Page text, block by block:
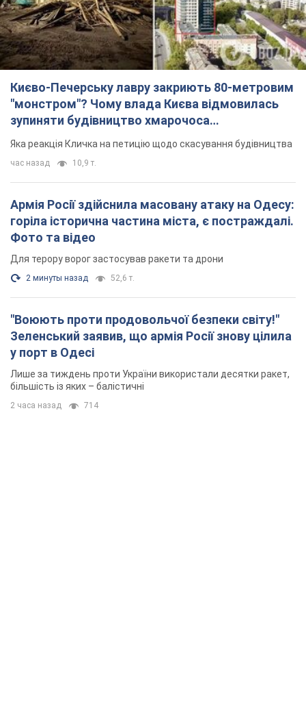
Києво-Печерську лавру закриють 80-метровим
"монстром"? Чому влада Києва відмовилась
зупиняти будівництво хмарочоса
"московського вірянина"
Яка реакція Кличка на петицію щодо скасування будівництва
час назад 10,9 т.
Армія Росії здійснила масовану атаку на Одесу:
горіла історична частина міста, є постраждалі.
Фото та відео
Для терору ворог застосував ракети та дрони
2 минуты назад 52,6 т.
"Воюють проти продовольчої безпеки світу!"
Зеленський заявив, що армія Росії знову цілила
у порт в Одесі
Лише за тиждень проти України використали десятки ракет,
більшість із яких – балістичні
2 часа назад 714